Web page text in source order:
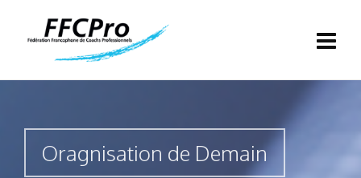
Oragnisation de Demain